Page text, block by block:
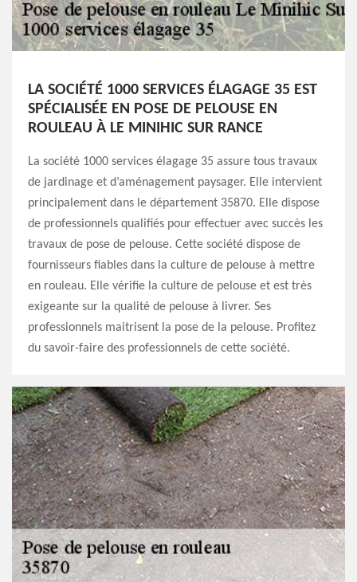
LA SOCIÉTÉ 1000 SERVICES ÉLAGAGE 35 EST
SPÉCIALISÉE EN POSE DE PELOUSE EN
ROULEAU À LE MINIHIC SUR RANCE
La société 1000 services élagage 35 assure tous travaux
de jardinage et d’aménagement paysager. Elle intervient
principalement dans le département 35870. Elle dispose
de professionnels qualifiés pour effectuer avec succès les
travaux de pose de pelouse. Cette société dispose de
fournisseurs fiables dans la culture de pelouse à mettre
en rouleau. Elle vérifie la culture de pelouse et est très
exigeante sur la qualité de pelouse à livrer. Ses
professionnels maitrisent la pose de la pelouse. Profitez
du savoir-faire des professionnels de cette société.